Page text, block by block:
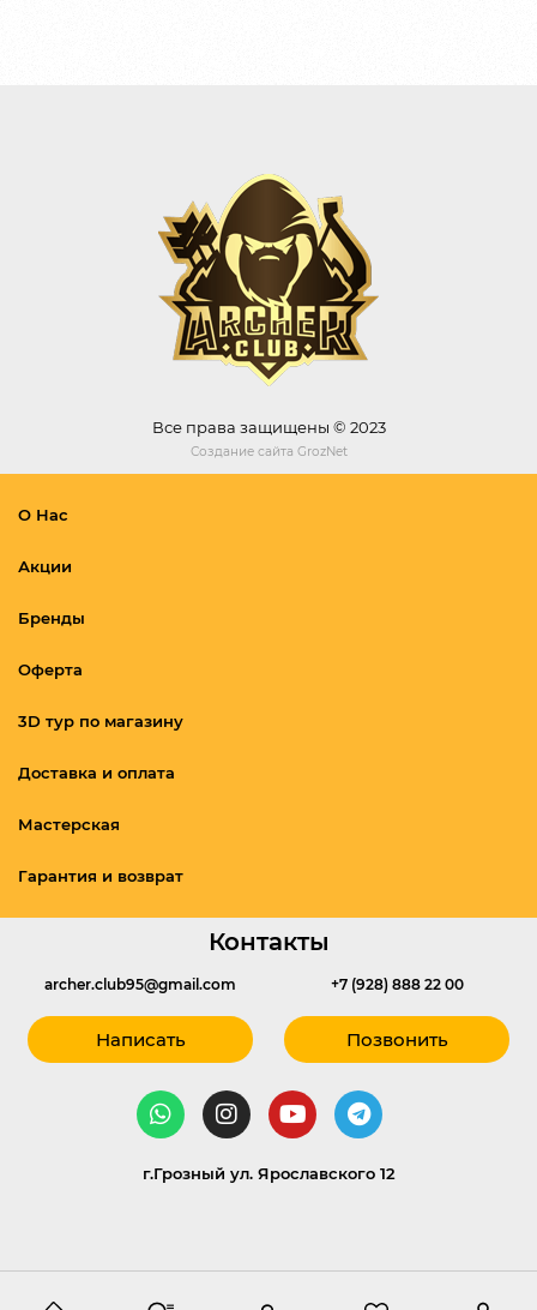
Все права защищены © 2023
Создание сайта GrozNet
О Нас
Акции
Бренды
Оферта
3D тур по магазину
Доставка и оплата
Мастерская
Гарантия и возврат
Контакты
archer.club95@gmail.com
Написать
+7 (928) 888 22 00
Позвонить
г.Грозный ул. Ярославского 12